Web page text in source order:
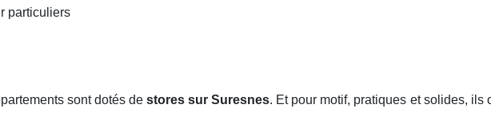
particuliers
sont dotés de stores sur Suresnes. Et pour motif, pratiques et solides, ils